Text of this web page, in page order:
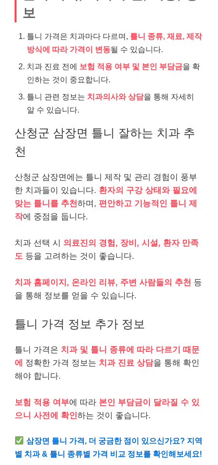
보
틀니 가격은 치과마다 다르며, 틀니 종류, 재료, 제작
방식에 따라 가격이 변동될 수 있습니다.
치과 진료 전에 보험 적용 여부 및 본인 부담금을 확
인하는 것이 중요합니다.
틀니 관련 정보는 치과의사와 상담을 통해 자세히
알 수 있습니다.
산청군 삼장면 틀니 잘하는 치과 추
천
산청군 삼장면에는 틀니 제작 및 관리 경험이 풍부
한 치과들이 있습니다. 환자의 구강 상태와 필요에
맞는 틀니를 추천하며, 편안하고 기능적인 틀니 제
작에 중점을 둡니다.
치과 선택 시 의료진의 경험, 장비, 시설, 환자 만족
도 등을 고려하는 것이 좋습니다.
치과 홈페이지, 온라인 리뷰, 주변 사람들의 추천 등
을 통해 정보를 얻을 수 있습니다.
틀니 가격 정보 추가 정보
틀니 가격은 치과 및 틀니 종류에 따라 다르기 때문
에
정확한 가격 정보는 치과 진료 상담을 통해 확인
해야 합니다.
보험 적용 여부에 따라 본인 부담금이 달라질 수 있
으니 사전에 확인하는 것이 좋습니다.
삼장면 틀니 가격, 더 궁금한 점이 있으신가요? 지역
별 치과 & 틀니 종류별 가격 비교 정보를 확인해보세요!